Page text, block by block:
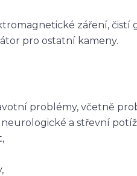
záření, čistí
pro ostatní kameny.
problémy, včetně
a střevní